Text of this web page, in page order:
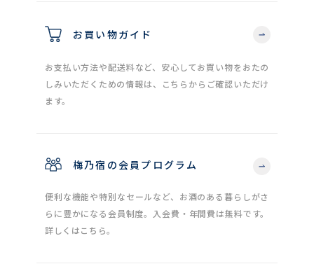
お買い物ガイド
お支払い方法や配送料など、安心してお買い物をおたの
しみいただくための情報は、こちらからご確認いただけ
ます。
梅乃宿の会員プログラム
便利な機能や特別なセールなど、お酒のある暮らしがさ
らに豊かになる会員制度。入会費・年間費は無料です。
詳しくはこちら。